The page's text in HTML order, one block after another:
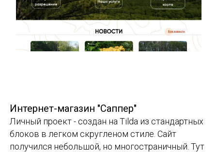
Интернет-магазин "Саппер"
Личный проект - создан на Tilda из стандартных
блоков в легком скругленом стиле. Сайт
получился небольшой, но многостраничный. Тут